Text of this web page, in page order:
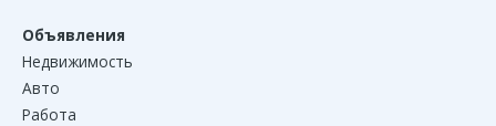
Объявления
Недвижимость
Авто
Работа